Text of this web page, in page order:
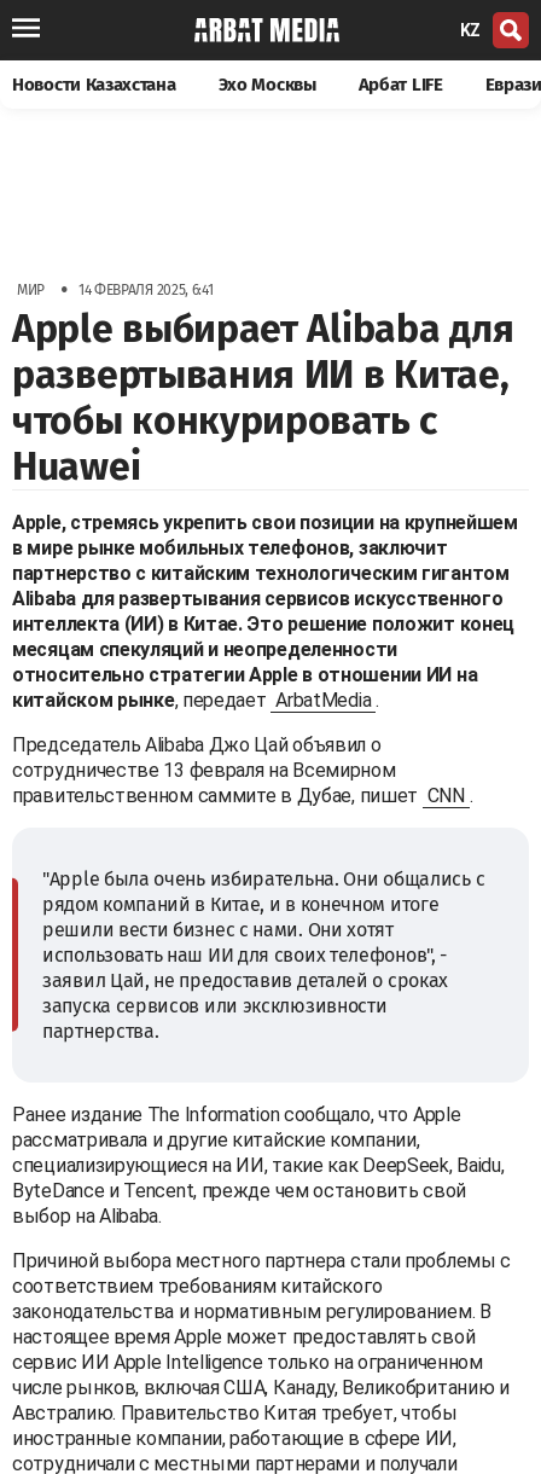
KZ
Новости Казахстана Эхо Москвы Арбат LIFE
МИР • 14 ФЕВРАЛЯ 2025, 6:41
Apple выбирает Alibaba для
развертывания ИИ в Китае,
чтобы конкурировать с
Huawei
Apple, стремясь укрепить свои позиции на крупнейшем
в мире рынке мобильных телефонов, заключит
партнерство с китайским технологическим гигантом
Alibaba для развертывания сервисов искусственного
интеллекта (ИИ) в Китае. Это решение положит конец
месяцам спекуляций и неопределенности
относительно стратегии Apple в отношении ИИ на
китайском рынке, передает ArbatMedia .
Председатель Alibaba Джо Цай объявил о
сотрудничестве 13 февраля на Всемирном
правительственном саммите в Дубае, пишет CNN .
"Apple была очень избирательна. Они общались с
рядом компаний в Китае, и в конечном итоге
решили вести бизнес с нами. Они хотят
использовать наш ИИ для своих телефонов", -
заявил Цай, не предоставив деталей о сроках
запуска сервисов или эксклюзивности
партнерства.
Ранее издание The Information сообщало, что Apple
рассматривала и другие китайские компании,
специализирующиеся на ИИ, такие как DeepSeek, Baidu,
ByteDance и Tencent, прежде чем остановить свой
выбор на Alibaba.
Причиной выбора местного партнера стали проблемы с
соответствием требованиям китайского
законодательства и нормативным регулированием. В
настоящее время Apple может предоставлять свой
сервис ИИ Apple Intelligence только на ограниченном
числе рынков, включая США, Канаду, Великобританию и
Австралию. Правительство Китая требует, чтобы
иностранные компании, работающие в сфере ИИ,
сотрудничали с местными партнерами и получали